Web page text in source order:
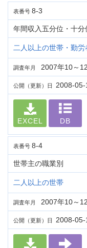
表番号 8-3
年間収入五分位・十分
二人以上の世帯・勤労
調査年月 2007年10～
公開（更新）日 2008-05-
EXCEL DB
表番号 8-4
世帯主の職業別
二人以上の世帯
調査年月 2007年10～
公開（更新）日 2008-05-